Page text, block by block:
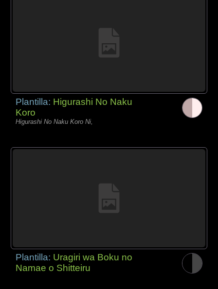
Plantilla: Higurashi No Naku
Koro
Higurashi No Naku Koro Ni,
Plantilla: Uragiri wa Boku no
Namae o Shitteiru